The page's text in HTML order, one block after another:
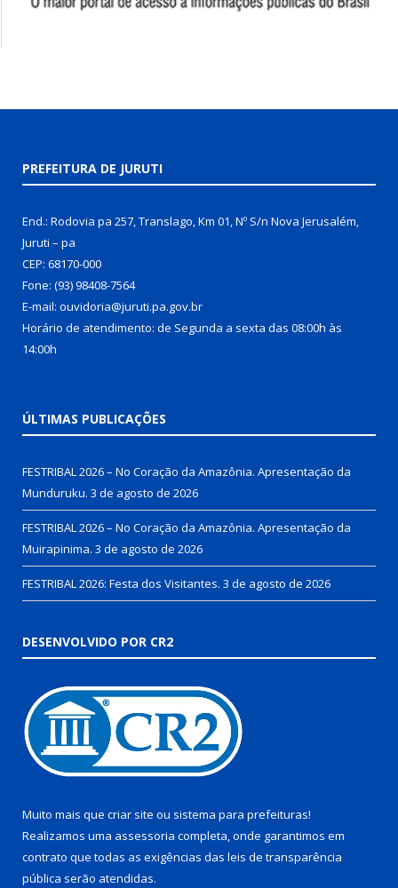
PREFEITURA DE JURUTI
End.: Rodovia pa 257, Translago, Km 01, Nº S/n Nova Jerusalém,
Juruti – pa
CEP: 68170-000
Fone: (93) 98408-7564
E-mail: ouvidoria@juruti.pa.gov.br
Horário de atendimento: de Segunda a sexta das 08:00h às
14:00h
ÚLTIMAS PUBLICAÇÕES
FESTRIBAL 2026 – No Coração da Amazônia. Apresentação da
Munduruku. 3 de agosto de 2026
FESTRIBAL 2026 – No Coração da Amazônia. Apresentação da
Muirapinima. 3 de agosto de 2026
FESTRIBAL 2026: Festa dos Visitantes. 3 de agosto de 2026
DESENVOLVIDO POR CR2
Muito mais que criar site ou sistema para prefeituras!
Realizamos uma assessoria completa, onde garantimos em
contrato que todas as exigências das leis de transparência
pública serão atendidas.